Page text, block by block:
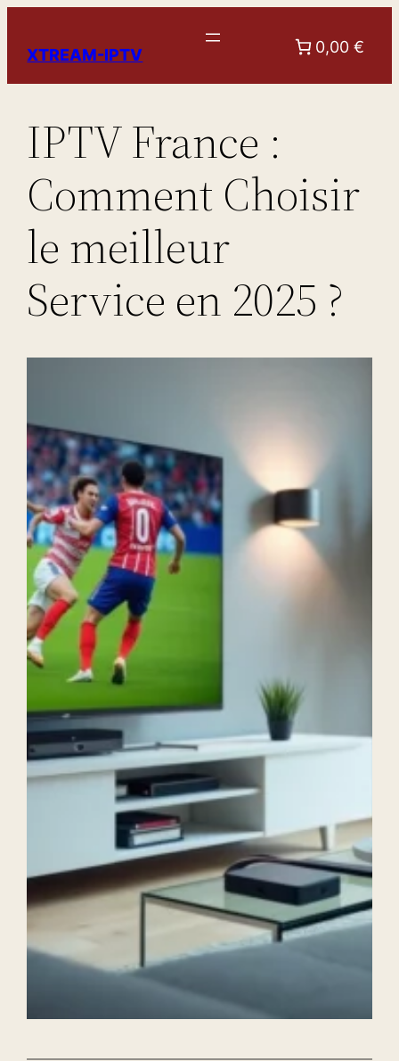
contenu
XTREAM-IPTV 0,00 €
IPTV France :
Comment Choisir
le meilleur
Service en 2025 ?